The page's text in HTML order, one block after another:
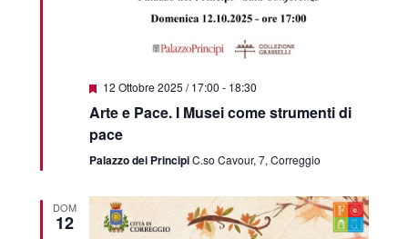
Segnalati
12 Ottobre 2025 / 17:00 - 18:30
Arte e Pace. I Musei come strumenti di
pace
Palazzo dei PrincipiC.so Cavour, 7, Correggio
DOM
12